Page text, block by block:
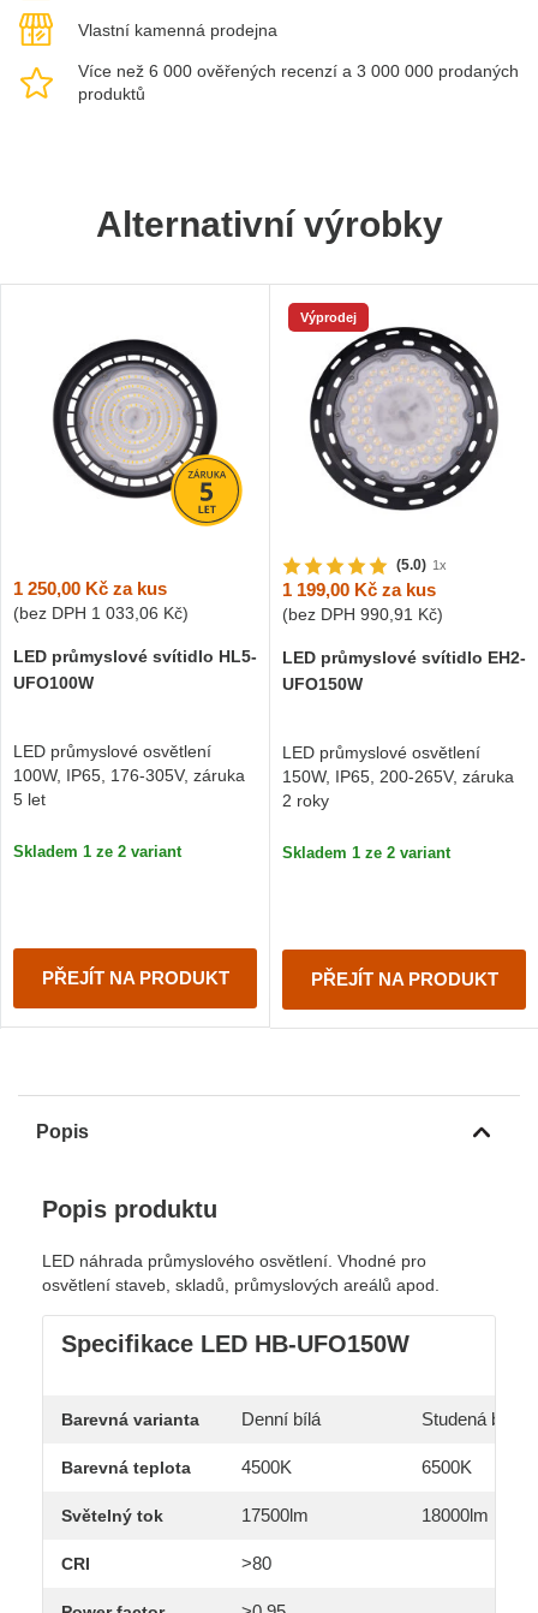
Vlastní kamenná prodejna
Více než 6 000 ověřených recenzí a 3 000 000 prodaných
produktů
Alternativní výrobky
1 250,00 Kč za kus
(bez DPH 1 033,06 Kč)
LED průmyslové svítidlo HL5-
UFO100W
LED průmyslové osvětlení
100W, IP65, 176-305V, záruka
5 let
Skladem 1 ze 2 variant
PŘEJÍT NA PRODUKT
Výprodej
(5.0) 1x
1 199,00 Kč za kus
(bez DPH 990,91 Kč)
LED průmyslové svítidlo EH2-
UFO150W
LED průmyslové osvětlení
150W, IP65, 200-265V, záruka
2 roky
Skladem 1 ze 2 variant
PŘEJÍT NA PRODUKT
Popis
Popis produktu
LED náhrada průmyslového osvětlení. Vhodné pro
osvětlení staveb, skladů, průmyslových areálů apod.
Specifikace LED HB-UFO150W
Barevná varianta Denní bílá Studená bílá
Barevná teplota 4500K 6500K
Světelný tok 17500lm 18000lm
CRI >80